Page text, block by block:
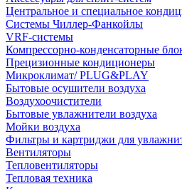
Центральное и специальное
Системы Чиллер-Фанкойлы
VRF-системы
Компрессорно-конденсаторные
Прецизионные кондиционеры
Микроклимат/ PLUG&PLAY
Бытовые осушители воздуха
Воздухоочистители
Бытовые увлажнители воздуха
Мойки воздуха
Фильтры и картриджи для
Вентиляторы
Тепловентиляторы
Тепловая техника